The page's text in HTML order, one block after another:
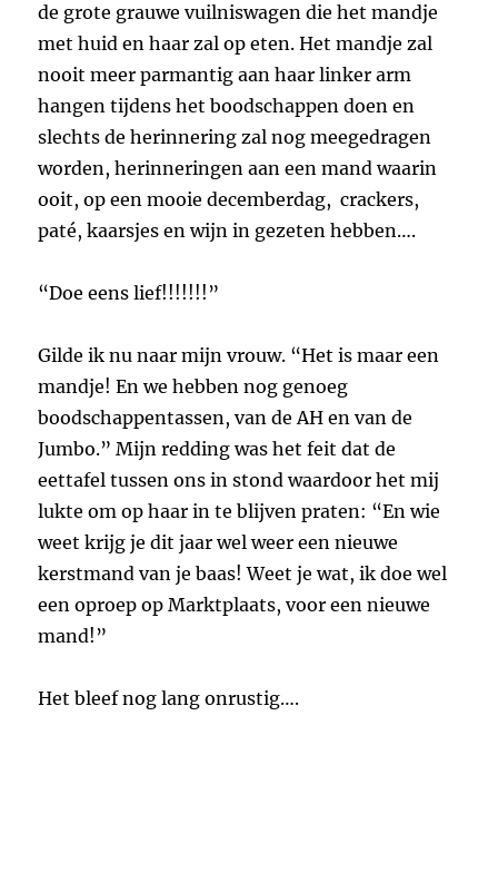
de grote grauwe vuilniswagen die het mandje
met huid en haar zal op eten. Het mandje zal
nooit meer parmantig aan haar linker arm
hangen tijdens het boodschappen doen en
slechts de herinnering zal nog meegedragen
worden, herinneringen aan een mand waarin
ooit, op een mooie decemberdag, crackers,
paté, kaarsjes en wijn in gezeten hebben….
“Doe eens lief!!!!!!!”
Gilde ik nu naar mijn vrouw. “Het is maar een
mandje! En we hebben nog genoeg
boodschappentassen, van de AH en van de
Jumbo.” Mijn redding was het feit dat de
eettafel tussen ons in stond waardoor het mij
lukte om op haar in te blijven praten: “En wie
weet krijg je dit jaar wel weer een nieuwe
kerstmand van je baas! Weet je wat, ik doe wel
een oproep op Marktplaats, voor een nieuwe
mand!”
Het bleef nog lang onrustig….